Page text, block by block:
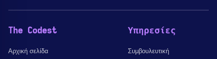
The Codest
Αρχική σελίδα
Υπηρεσίες
Συμβουλευτική